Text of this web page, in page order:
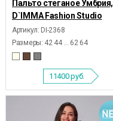
Пальто стеганое Умбрия,
D`IMMA Fashion Studio
Артикул: DI-2368
Размеры: 42 44 ... 62 64
11400руб.